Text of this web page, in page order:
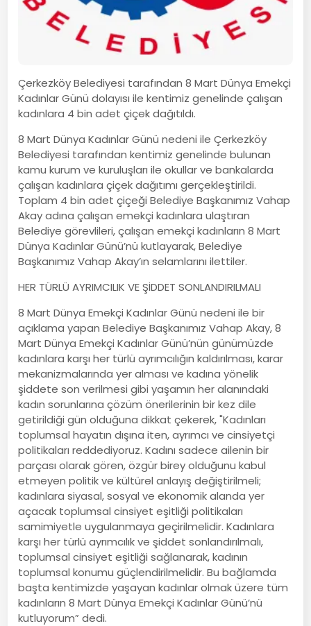
Çerkezköy Belediyesi tarafından 8 Mart Dünya Emekçi
Kadınlar Günü dolayısı ile kentimiz genelinde çalışan
kadınlara 4 bin adet çiçek dağıtıldı.
8 Mart Dünya Kadınlar Günü nedeni ile Çerkezköy
Belediyesi tarafından kentimiz genelinde bulunan
kamu kurum ve kuruluşları ile okullar ve bankalarda
çalışan kadınlara çiçek dağıtımı gerçekleştirildi.
Toplam 4 bin adet çiçeği Belediye Başkanımız Vahap
Akay adına çalışan emekçi kadınlara ulaştıran
Belediye görevlileri, çalışan emekçi kadınların 8 Mart
Dünya Kadınlar Günü’nü kutlayarak, Belediye
Başkanımız Vahap Akay’ın selamlarını ilettiler.
HER TÜRLÜ AYRIMCILIK VE ŞİDDET SONLANDIRILMALI
8 Mart Dünya Emekçi Kadınlar Günü nedeni ile bir
açıklama yapan Belediye Başkanımız Vahap Akay, 8
Mart Dünya Emekçi Kadınlar Günü’nün günümüzde
kadınlara karşı her türlü ayrımcılığın kaldırılması, karar
mekanizmalarında yer alması ve kadına yönelik
şiddete son verilmesi gibi yaşamın her alanındaki
kadın sorunlarına çözüm önerilerinin bir kez dile
getirildiği gün olduğuna dikkat çekerek, "Kadınları
toplumsal hayatın dışına iten, ayrımcı ve cinsiyetçi
politikaları reddediyoruz. Kadını sadece ailenin bir
parçası olarak gören, özgür birey olduğunu kabul
etmeyen politik ve kültürel anlayış değiştirilmeli;
kadınlara siyasal, sosyal ve ekonomik alanda yer
açacak toplumsal cinsiyet eşitliği politikaları
samimiyetle uygulanmaya geçirilmelidir. Kadınlara
karşı her türlü ayrımcılık ve şiddet sonlandırılmalı,
toplumsal cinsiyet eşitliği sağlanarak, kadının
toplumsal konumu güçlendirilmelidir. Bu bağlamda
başta kentimizde yaşayan kadınlar olmak üzere tüm
kadınların 8 Mart Dünya Emekçi Kadınlar Günü’nü
kutluyorum” dedi.